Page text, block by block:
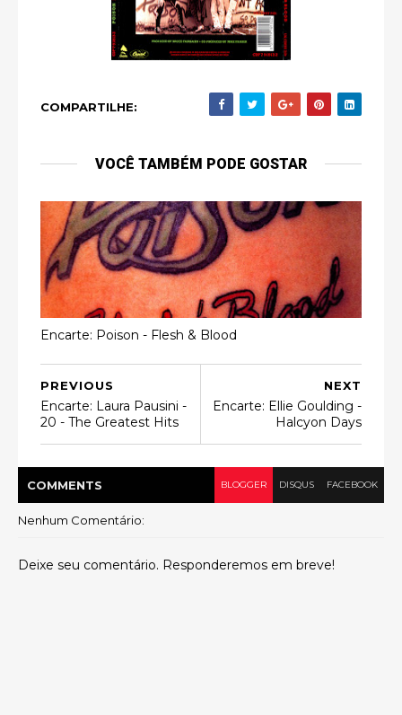
COMPARTILHE:
VOCÊ TAMBÉM PODE GOSTAR
Encarte: Poison - Flesh & Blood
NEXT
Encarte: Ellie Goulding -
Halcyon Days
PREVIOUS
Encarte: Laura Pausini -
20 - The Greatest Hits
COMMENTS BLOGGER DISQUS FACEBOOK
Nenhum Comentário:
Deixe seu comentário. Responderemos em breve!